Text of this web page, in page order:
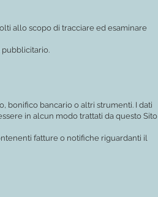
allo scopo di tracciare ed esaminare
bonifico bancario o altri strumenti. I dati
in alcun modo trattati da questo Sito
fatture o notifiche riguardanti il